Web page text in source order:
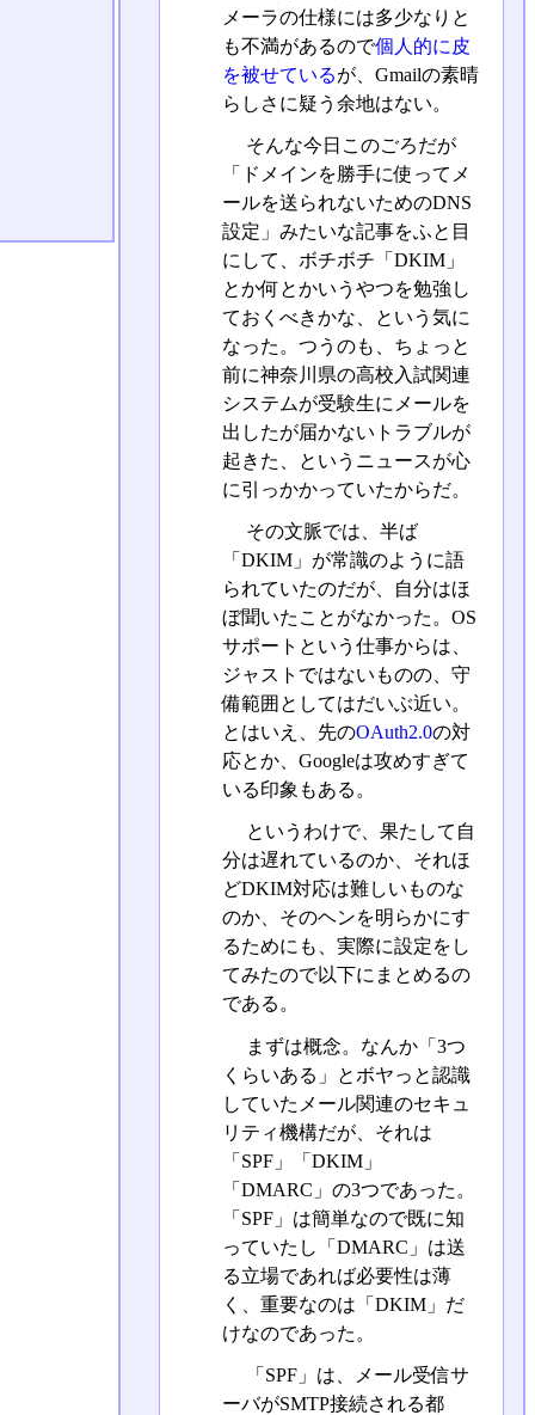
メーラの仕様には多少なりと
も不満があるので個人的に皮
を被せているが、Gmailの素晴
らしさに疑う余地はない。
そんな今日このごろだが
「ドメインを勝手に使ってメ
ールを送られないためのDNS
設定」みたいな記事をふと目
にして、ボチボチ「DKIM」
とか何とかいうやつを勉強し
ておくべきかな、という気に
なった。つうのも、ちょっと
前に神奈川県の高校入試関連
システムが受験生にメールを
出したが届かないトラブルが
起きた、というニュースが心
に引っかかっていたからだ。
その文脈では、半ば
「DKIM」が常識のように語
られていたのだが、自分はほ
ぼ聞いたことがなかった。OS
サポートという仕事からは、
ジャストではないものの、守
備範囲としてはだいぶ近い。
とはいえ、先のOAuth2.0の対
応とか、Googleは攻めすぎて
いる印象もある。
というわけで、果たして自
分は遅れているのか、それほ
どDKIM対応は難しいものな
のか、そのヘンを明らかにす
るためにも、実際に設定をし
てみたので以下にまとめるの
である。
まずは概念。なんか「3つ
くらいある」とボヤっと認識
していたメール関連のセキュ
リティ機構だが、それは
「SPF」「DKIM」
「DMARC」の3つであった。
「SPF」は簡単なので既に知
っていたし「DMARC」は送
る立場であれば必要性は薄
く、重要なのは「DKIM」だ
けなのであった。
「SPF」は、メール受信サ
ーバがSMTP接続される都